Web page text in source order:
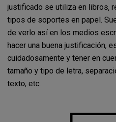
justificado se utiliza en libros,
tipos de soportes en papel.
de verlo así en los medios
hacer una buena justificación,
cuidadosamente y tener en
tamaño y tipo de letra,
texto, etc.